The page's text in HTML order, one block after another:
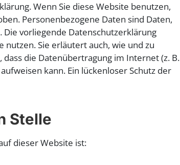
Wenn Sie diese Website benutzen,
Personenbezogene Daten sind Daten,
vorliegende Datenschutzerklärung
Sie erläutert auch, wie und zu
die Datenübertragung im Internet (z. B.
kann. Ein lückenloser Schutz der
Stelle
dieser Website ist: